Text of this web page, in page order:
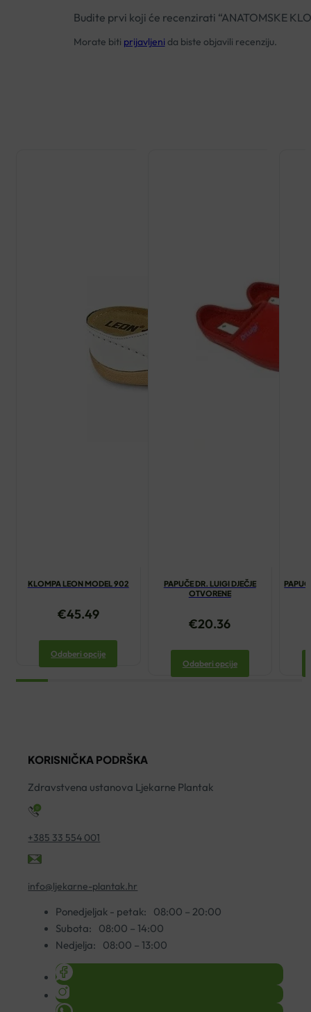
Budite prvi koji će recenzirati “ANATOMSKE
Morate biti prijavljeni da biste objavili recenziju.
KLOMPA LEON MODEL 902
€45.49
Odaberi opcije
PAPUČE DR. LUIGI DJEČJE
OTVORENE
€20.36
Odaberi opcije
KORISNIČKA PODRŠKA
Zdravstvena ustanova Ljekarne Plantak
+385 33 554 001
info@ljekarne-plantak.hr
Ponedjeljak - petak:
08:00 – 20:00
Subota:
08:00 – 14:00
Nedjelja:
08:00 – 13:00